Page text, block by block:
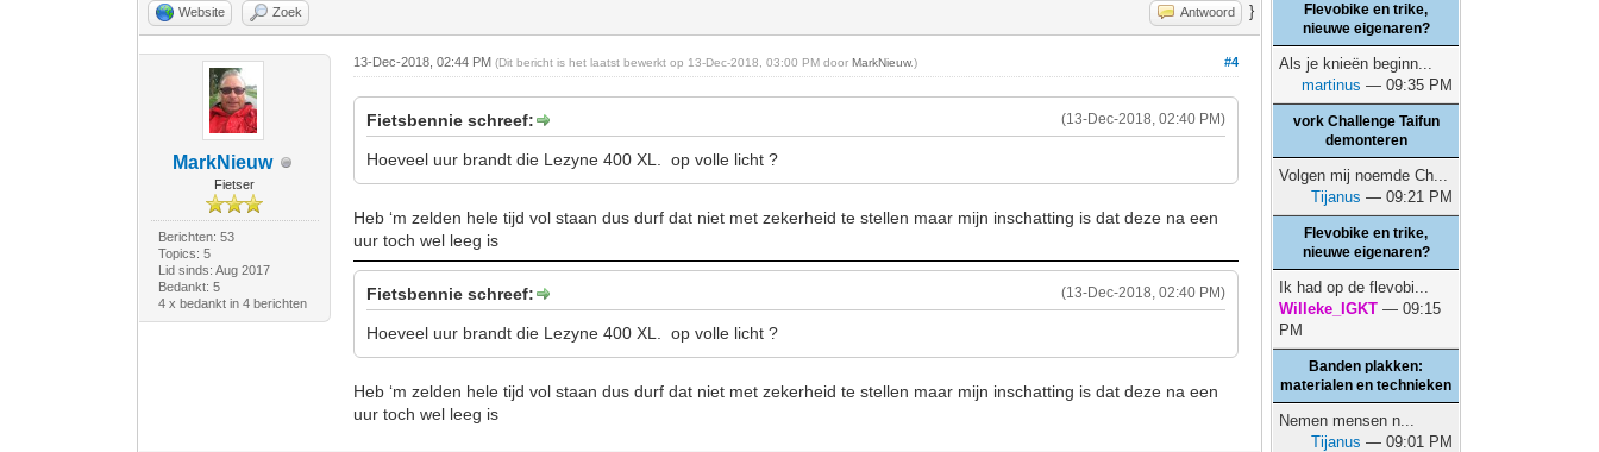
Website Zoek Antwoord }
MarkNieuw
Fietser
Berichten: 53
Topics: 5
Lid sinds: Aug 2017
Bedankt: 5
4 x bedankt in 4 berichten
#4
13-Dec-2018, 02:44 PM(Dit bericht is het laatst bewerkt op 13-Dec-2018, 03:00 PM doorMarkNieuw.)
(13-Dec-2018, 02:40 PM)
Fietsbennie schreef:
Hoeveel uur brandt die Lezyne 400 XL. op volle licht ?
Heb ‘m zelden hele tijd vol staan dus durf dat niet met zekerheid te stellen maar mijn inschatting is dat deze na een
uur toch wel leeg is
(13-Dec-2018, 02:40 PM)
Fietsbennie schreef:
Hoeveel uur brandt die Lezyne 400 XL. op volle licht ?
Heb ‘m zelden hele tijd vol staan dus durf dat niet met zekerheid te stellen maar mijn inschatting is dat deze na een
uur toch wel leeg is
Flevobike en trike,
nieuwe eigenaren?
Als je knieën beginn...
martinus — 09:35 PM
vork Challenge Taifun
demonteren
Volgen mij noemde Ch...
Tijanus — 09:21 PM
Flevobike en trike,
nieuwe eigenaren?
Ik had op de flevobi...
Willeke_IGKT — 09:15
PM
Banden plakken:
materialen en technieken
Nemen mensen n...
Tijanus — 09:01 PM